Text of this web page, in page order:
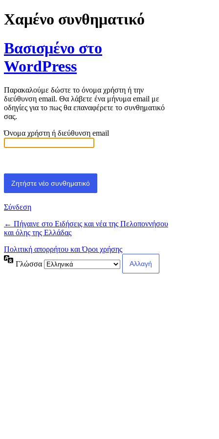
Χαμένο συνθηματικό
Βασισμένο στο
WordPress
Παρακαλούμε δώστε το όνομα χρήστη ή την
διεύθυνση email. Θα λάβετε ένα μήνυμα email με
οδηγίες για το πως θα επαναφέρετε το συνθηματικό
σας.
Όνομα χρήστη ή διεύθυνση email
Σύνδεση
← Πήγαινε στο Ειδήσεις και νέα της Πελοποννήσου
και όλης της Ελλάδας
Πολιτική απορρήτου και Όροι χρήσης
Γλώσσα